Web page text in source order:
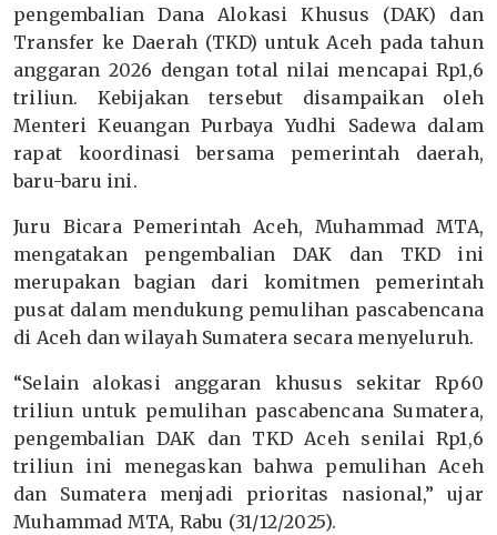
pengembalian Dana Alokasi Khusus (DAK) dan
Transfer ke Daerah (TKD) untuk Aceh pada tahun
anggaran 2026 dengan total nilai mencapai Rp1,6
triliun. Kebijakan tersebut disampaikan oleh
Menteri Keuangan Purbaya Yudhi Sadewa dalam
rapat koordinasi bersama pemerintah daerah,
baru-baru ini.
Juru Bicara Pemerintah Aceh, Muhammad MTA,
mengatakan pengembalian DAK dan TKD ini
merupakan bagian dari komitmen pemerintah
pusat dalam mendukung pemulihan pascabencana
di Aceh dan wilayah Sumatera secara menyeluruh.
“Selain alokasi anggaran khusus sekitar Rp60
triliun untuk pemulihan pascabencana Sumatera,
pengembalian DAK dan TKD Aceh senilai Rp1,6
triliun ini menegaskan bahwa pemulihan Aceh
dan Sumatera menjadi prioritas nasional,” ujar
Muhammad MTA, Rabu (31/12/2025).